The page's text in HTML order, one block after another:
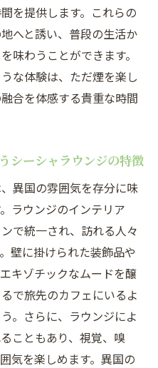
常を解放する理由
感じる渋谷の日常から
しむ新しいライフスタ
日常に与えるポジテ
提供する渋谷での心の
ーシャラウンジで体
うシーシャラウンジの
谷のシーシャラウンジ
を提供します。これらの
へと誘い、普段の生活か
味わうことができます。
な体験は、ただ煙を楽し
合を体感する貴重な時間
シーシャラウンジの特徴
異国の雰囲気を存分に味
ラウンジのインテリア
で統一され、訪れる人々
壁に掛けられた装飾品や
キゾチックなムードを醸
で旅先のカフェにいるよ
。さらに、ラウンジによ
こともあり、視覚、嗅
気を楽しめます。異国の